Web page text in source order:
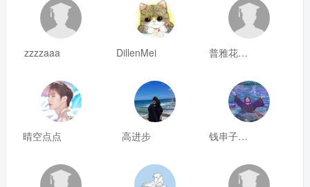
zzzzaaa DillenMei 普雅花qya
晴空点点 高进步 钱串子123